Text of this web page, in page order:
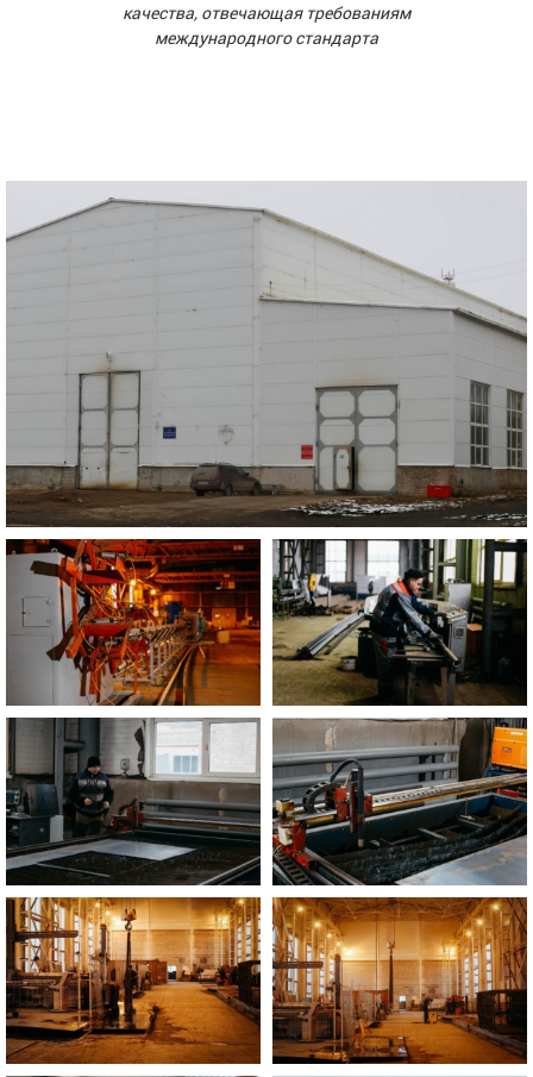
качества, отвечающая требованиям
международного стандарта